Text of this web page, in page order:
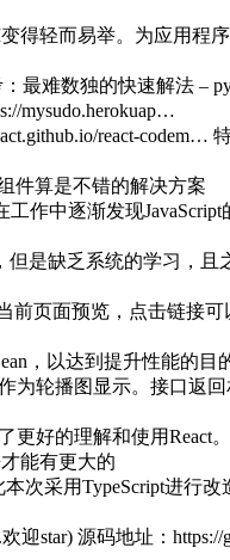
得轻而易举。为应用程
难数独的快速解法 –
mysudo.herokuap…
react-codem…
件算是不错的解决方案
作中逐渐发现
是缺乏系统的学习，
前页面预览，点击链接
，以达到提升性能的目
轮播图显示。接口返
好的理解和使用
能有更大的
次采用TypeScript进行
star) 源码地址：https://